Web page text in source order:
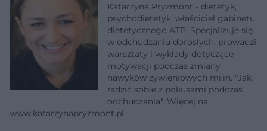
Katarzyna Pryzmont - dietetyk,
psychodietetyk, właściciel gabinetu
dietetycznego ATP. Specjalizuje się
w odchudzaniu dorosłych, prowadzi
warsztaty i wykłady dotyczące
motywacji podczas zmiany
nawyków żywieniowych mi.in. "Jak
radzić sobie z pokusami podczas
odchudzania". Więcej na
www.katarzynapryzmont.pl